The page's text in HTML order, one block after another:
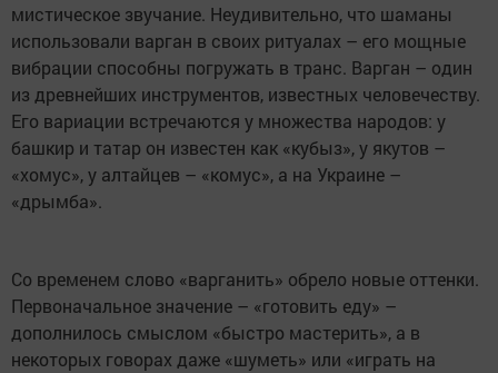
мистическое звучание. Неудивительно, что шаманы
использовали варган в своих ритуалах – его мощные
вибрации способны погружать в транс. Варган – один
из древнейших инструментов, известных человечеству.
Его вариации встречаются у множества народов: у
башкир и татар он известен как «кубыз», у якутов –
«хомус», у алтайцев – «комус», а на Украине –
«дрымба».
Со временем слово «варганить» обрело новые оттенки.
Первоначальное значение – «готовить еду» –
дополнилось смыслом «быстро мастерить», а в
некоторых говорах даже «шуметь» или «играть на